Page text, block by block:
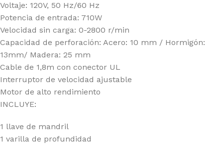
Voltaje: 120V, 50 Hz/60 Hz
Potencia de entrada: 710W
Velocidad sin carga: 0-2800 r/min
Capacidad de perforación: Acero: 10 mm / Hormigón:
13mm/ Madera: 25 mm
Cable de 1,8m con conector UL
Interruptor de velocidad ajustable
Motor de alto rendimiento
INCLUYE:
1 llave de mandril
1 varilla de profundidad